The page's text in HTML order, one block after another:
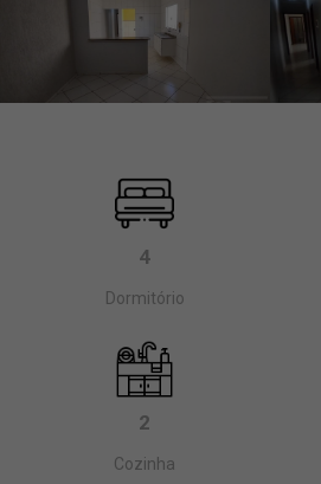
4
Dormitório
2
Cozinha